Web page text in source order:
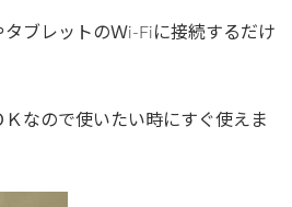
ブレットのＷi-Fiに接続するだけ
なので使いたい時にすぐ使えま